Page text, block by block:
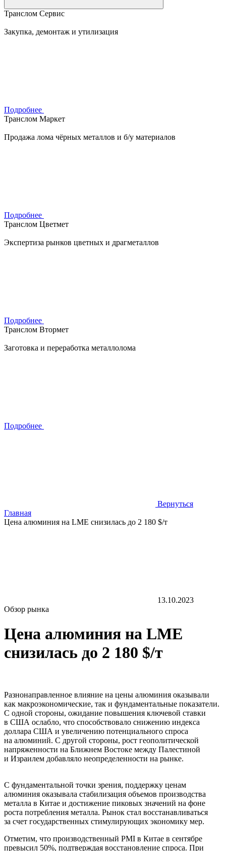
Транслом Сервис
Закупка, демонтаж и утилизация
Подробнее
Транслом Маркет
Продажа лома чёрных металлов и б/у материалов
Подробнее
Транслом Цветмет
Экспертиза рынков цветных и драгметаллов
Подробнее
Транслом Втормет
Заготовка и переработка металлолома
Подробнее
Вернуться
Главная
Цена алюминия на LME снизилась до 2 180 $/т
13.10.2023
Обзор рынка
Цена алюминия на LME
снизилась до 2 180 $/т
Разнонаправленное влияние на цены алюминия оказывали
как макроэкономические, так и фундаментальные показатели.
С одной стороны, ожидание повышения ключевой ставки
в США ослабло, что способствовало снижению индекса
доллара США и увеличению потенциального спроса
на алюминий. С другой стороны, рост геополитической
напряженности на Ближнем Востоке между Палестиной
и Израилем добавляло неопределенности на рынке.
С фундаментальной точки зрения, поддержку ценам
алюминия оказывала стабилизация объемов производства
металла в Китае и достижение пиковых значений на фоне
роста потребления металла. Рынок стал восстанавливаться
за счет государственных стимулирующих экономику мер.
Отметим, что производственный PMI в Китае в сентябре
превысил 50%, подтверждая восстановление спроса. При